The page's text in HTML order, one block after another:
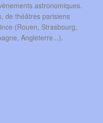
astronomiques.
de théâtres parisiens
(Rouen, Strasbourg,
Angleterre...).